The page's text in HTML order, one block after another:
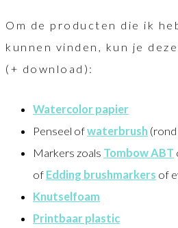
Om de producten die ik
kunnen vinden, kun je
(+ download):
Watercolor papier
Penseel ofwaterbrush
Markers zoals Tombow ABT
of Edding brushmarkers of
Knutselfoam
Printbaar plastic